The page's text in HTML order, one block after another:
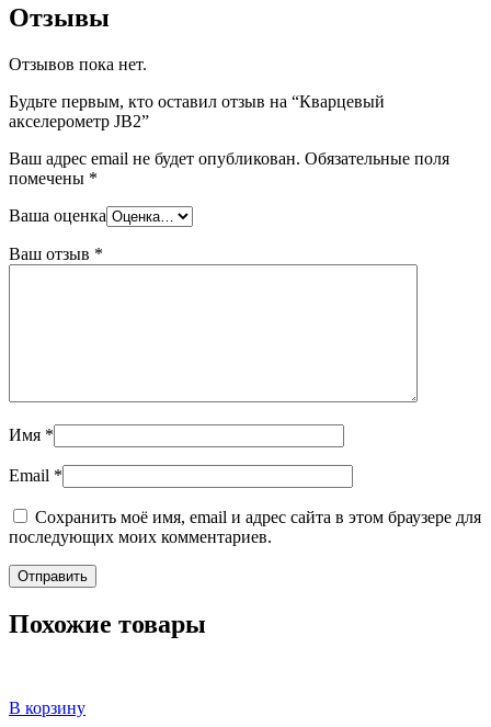
Отзывы
Отзывов пока нет.
Будьте первым, кто оставил отзыв на “Кварцевый
акселерометр JB2”
Ваш адрес email не будет опубликован. Обязательные поля
помечены *
Ваша оценка
Ваш отзыв *
Имя *
Email *
Сохранить моё имя, email и адрес сайта в этом браузере для
последующих моих комментариев.
Похожие товары
В корзину